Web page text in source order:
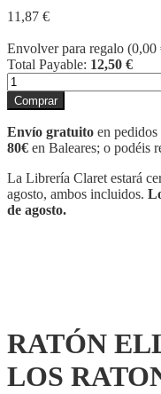
11,87 €
Envolver para regalo (0,00
Total Payable: 12,50 €
RATÓN
ELLA
-
CASA
DE
RATONES
cantidad
Comprar
Envío gratuito en pedidos
80€ en Baleares; o podéis
La Librería Claret estará
agosto, ambos incluidos.
de agosto.
RATÓN
LOS